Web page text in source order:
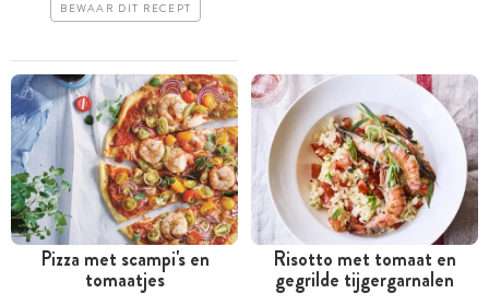
BEWAAR DIT RECEPT
Pizza met scampi's en
tomaatjes
Risotto met tomaat en
gegrilde tijgergarnalen